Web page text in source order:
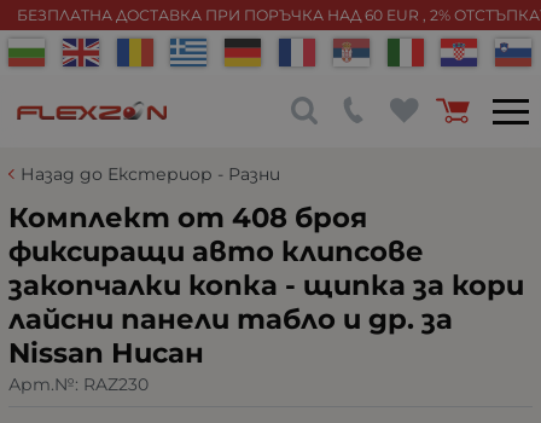
БЕЗПЛАТНА ДОСТАВКА ПРИ ПОРЪЧКА НАД 60 EUR , 2%
Назад до Екстериор - Разни
Комплект от 408 броя
фиксиращи авто клипсове
закопчалки копка - щипка за кори
лайсни панели табло и др. за
Nissan Нисан
Арт.№: RAZ230